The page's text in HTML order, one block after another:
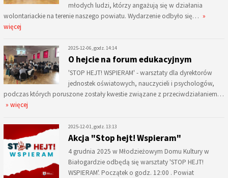
młodych ludzi, którzy angażują się w działania
wolontariackie na terenie naszego powiatu. Wydarzenie odbyło się… »
więcej
2025-12-06, godz. 14:14
O hejcie na forum edukacyjnym
'STOP HEJT! WSPIERAM' - warsztaty dla dyrektorów
jednostek oświatowych, nauczycieli i psychologów,
podczas których poruszone zostały kwestie związane z przeciwdziałaniem…
» więcej
2025-12-01, godz. 13:13
Akcja "Stop hejt! Wspieram"
4 grudnia 2025 w Młodzieżowym Domu Kultury w
Białogardzie odbędą się warsztaty 'STOP HEJT!
WSPIERAM'. Początek o godz. 12:00 . Powiat